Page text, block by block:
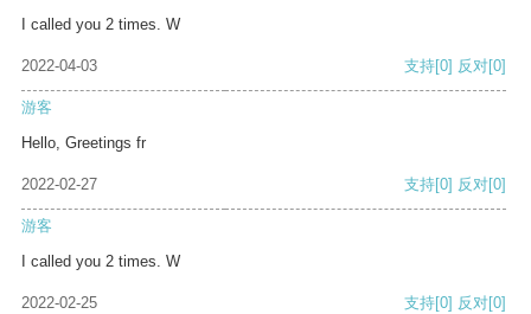
I called you 2 times. W
2022-04-03 支持[0] 反对[0]
游客
Hello, Greetings fr
2022-02-27 支持[0] 反对[0]
游客
I called you 2 times. W
2022-02-25 支持[0] 反对[0]